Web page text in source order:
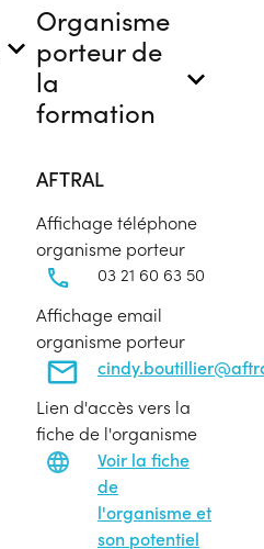
Organisme
porteur de
la
formation
AFTRAL
Affichage téléphone
organisme porteur
03 21 60 63 50
Affichage email
organisme porteur
Lien d'accès vers la
fiche de l'organisme
Voir la fiche
de
l'organisme et
son potentiel